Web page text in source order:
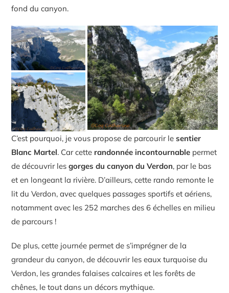
fond du canyon.
C’est pourquoi, je vous propose de parcourir lesentier
Blanc Martel. Car cette randonnée incontournable permet
de découvrir lesgorges du canyon du Verdon, par le bas
et en longeant la rivière. D’ailleurs, cette rando remonte le
lit du Verdon, avec quelques passages sportifs et aériens,
notamment avec les 252 marches des 6 échelles en milieu
de parcours !
De plus, cette journée permet de s’imprégner de la
grandeur du canyon, de découvrir les eaux turquoise du
Verdon, les grandes falaises calcaires et les forêts de
chênes, le tout dans un décors mythique.